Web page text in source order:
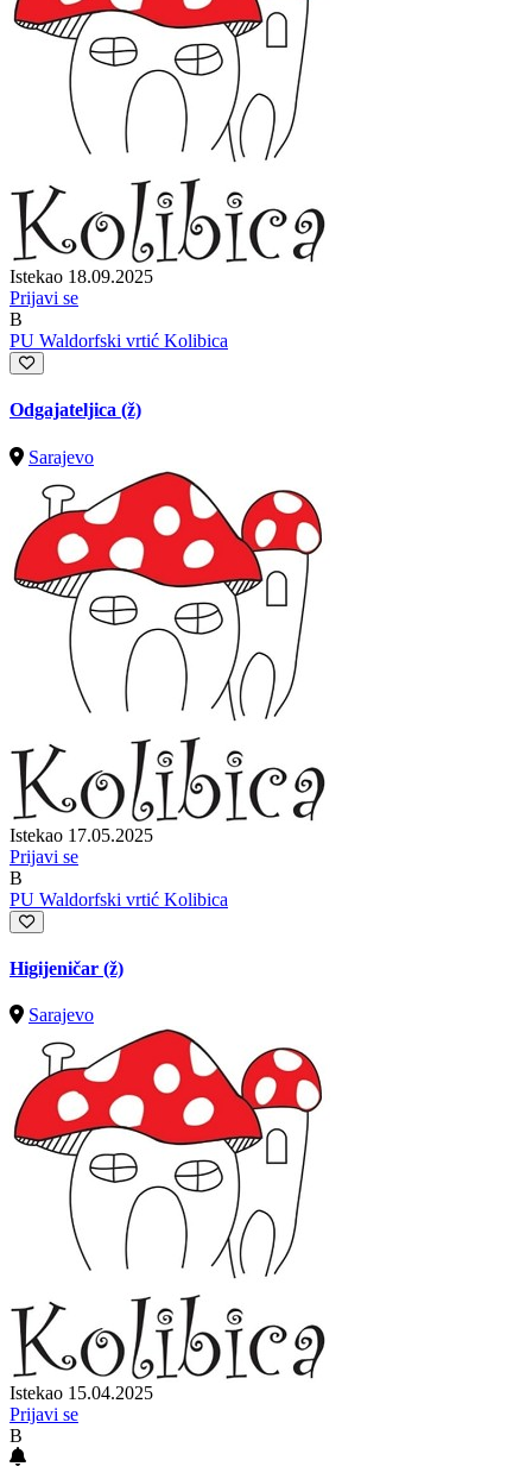
Istekao 18.09.2025
Prijavi se
B
PU Waldorfski vrtić Kolibica
Odgajateljica (ž)
Sarajevo
Istekao 17.05.2025
Prijavi se
B
PU Waldorfski vrtić Kolibica
Higijeničar (ž)
Sarajevo
Istekao 15.04.2025
Prijavi se
B